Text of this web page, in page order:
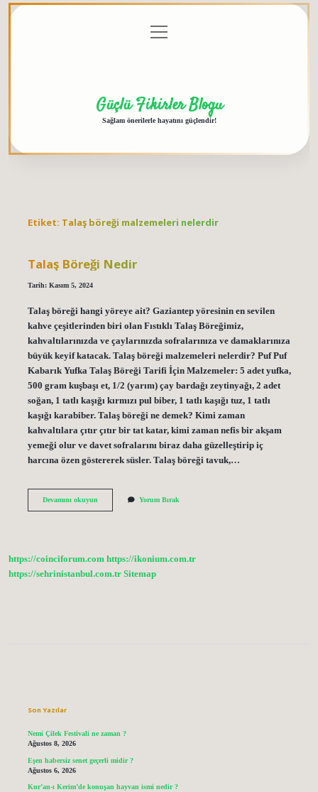
menüyü
aç
Güçlü Fikirler Blogu
Sağlam önerilerle hayatını güçlendir!
Etiket: Talaş böreği malzemeleri nelerdir
Talaş Böreği Nedir
Tarih: Kasım 5, 2024
Talaş böreği hangi yöreye ait? Gaziantep yöresinin en sevilen
kahve çeşitlerinden biri olan Fıstıklı Talaş Böreğimiz,
kahvaltılarınızda ve çaylarınızda sofralarınıza ve damaklarınıza
büyük keyif katacak. Talaş böreği malzemeleri nelerdir? Puf Puf
Kabarık Yufka Talaş Böreği Tarifi İçin Malzemeler: 5 adet yufka,
500 gram kuşbaşı et, 1/2 (yarım) çay bardağı zeytinyağı, 2 adet
soğan, 1 tatlı kaşığı kırmızı pul biber, 1 tatlı kaşığı tuz, 1 tatlı
kaşığı karabiber. Talaş böreği ne demek? Kimi zaman
kahvaltılara çıtır çıtır bir tat katar, kimi zaman nefis bir akşam
yemeği olur ve davet sofralarını biraz daha güzelleştirip iç
harcına özen göstererek süsler. Talaş böreği tavuk,…
Devamını okuyunTalaş
Yorum Bırak
https://coinciforum.com https://ikonium.com.tr
https://sehrinistanbul.com.tr Sitemap
Son Yazılar
Nemi Çilek Festivali ne zaman ?
Ağustos 8, 2026
Eşen habersiz senet geçerli midir ?
Ağustos 6, 2026
Kur’an-ı Kerim’de konuşan hayvan ismi nedir ?